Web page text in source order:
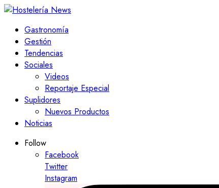
Gastronomía
Gestión
Tendencias
Sociales
Videos
Reportaje Especial
Suplidores
Nuevos Productos
Noticias
Follow
Facebook
Twitter
Instagram